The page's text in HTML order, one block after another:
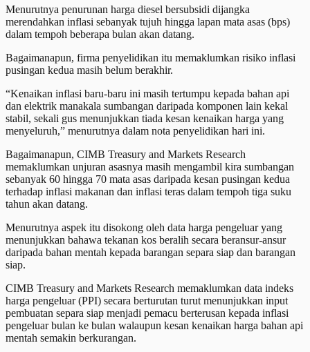
Menurutnya penurunan harga diesel bersubsidi dijangka
merendahkan inflasi sebanyak tujuh hingga lapan mata asas (bps)
dalam tempoh beberapa bulan akan datang.
Bagaimanapun, firma penyelidikan itu memaklumkan risiko inflasi
pusingan kedua masih belum berakhir.
“Kenaikan inflasi baru-baru ini masih tertumpu kepada bahan api
dan elektrik manakala sumbangan daripada komponen lain kekal
stabil, sekali gus menunjukkan tiada kesan kenaikan harga yang
menyeluruh,” menurutnya dalam nota penyelidikan hari ini.
Bagaimanapun, CIMB Treasury and Markets Research
memaklumkan unjuran asasnya masih mengambil kira sumbangan
sebanyak 60 hingga 70 mata asas daripada kesan pusingan kedua
terhadap inflasi makanan dan inflasi teras dalam tempoh tiga suku
tahun akan datang.
Menurutnya aspek itu disokong oleh data harga pengeluar yang
menunjukkan bahawa tekanan kos beralih secara beransur-ansur
daripada bahan mentah kepada barangan separa siap dan barangan
siap.
CIMB Treasury and Markets Research memaklumkan data indeks
harga pengeluar (PPI) secara berturutan turut menunjukkan input
pembuatan separa siap menjadi pemacu berterusan kepada inflasi
pengeluar bulan ke bulan walaupun kesan kenaikan harga bahan api
mentah semakin berkurangan.